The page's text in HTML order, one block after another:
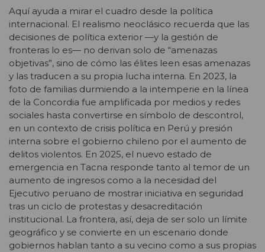
Aquí ayuda a mirar el cuadro desde la política
internacional. El realismo neoclásico recuerda que las
decisiones de política exterior —y la gestión de
fronteras lo es— no derivan solo de “amenazas
objetivas”, sino de cómo las élites leen esas amenazas
y las traducen a su propia lucha interna. En 2023, la
foto de familias durmiendo a la intemperie en la línea
de la Concordia fue amplificada por medios y redes
sociales hasta convertirse en símbolo de descontrol,
en un contexto de crisis política en Perú y presión
interna sobre el gobierno chileno por el aumento de
delitos violentos. En 2025, el nuevo estado de
emergencia en Tacna responde tanto al temor de un
aumento de ingresos como a la necesidad del
Ejecutivo peruano de mostrar iniciativa en seguridad
tras un ciclo de protestas y desacreditación
institucional. La frontera, así, deja de ser solo un límite
geográfico y se convierte en un escenario donde
gobiernos hablan tanto a su vecino como a sus propias